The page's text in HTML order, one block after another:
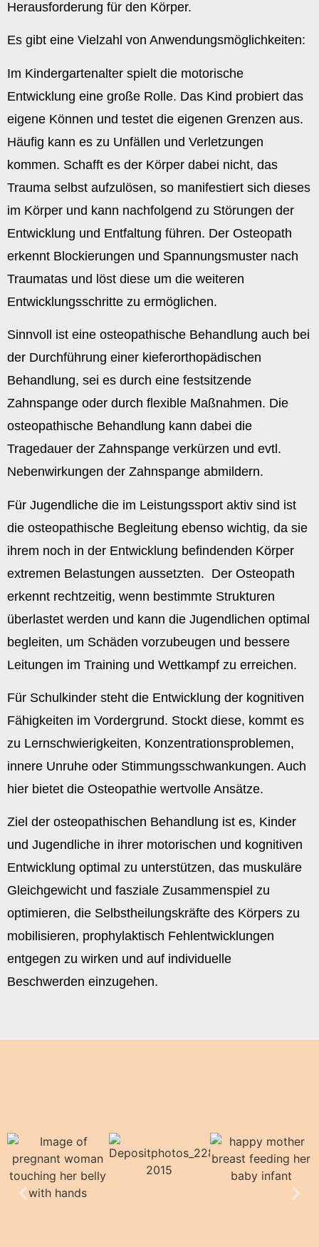
Herausforderung für den Körper.
Es gibt eine Vielzahl von Anwendungsmöglichkeiten:
Im Kindergartenalter spielt die motorische
Entwicklung eine große Rolle. Das Kind probiert das
eigene Können und testet die eigenen Grenzen aus.
Häufig kann es zu Unfällen und Verletzungen
kommen. Schafft es der Körper dabei nicht, das
Trauma selbst aufzulösen, so manifestiert sich dieses
im Körper und kann nachfolgend zu Störungen der
Entwicklung und Entfaltung führen. Der Osteopath
erkennt Blockierungen und Spannungsmuster nach
Traumatas und löst diese um die weiteren
Entwicklungsschritte zu ermöglichen.
Sinnvoll ist eine osteopathische Behandlung auch bei
der Durchführung einer kieferorthopädischen
Behandlung, sei es durch eine festsitzende
Zahnspange oder durch flexible Maßnahmen. Die
osteopathische Behandlung kann dabei die
Tragedauer der Zahnspange verkürzen und evtl.
Nebenwirkungen der Zahnspange abmildern.
Für Jugendliche die im Leistungssport aktiv sind ist
die osteopathische Begleitung ebenso wichtig, da sie
ihrem noch in der Entwicklung befindenden Körper
extremen Belastungen aussetzten. Der Osteopath
erkennt rechtzeitig, wenn bestimmte Strukturen
überlastet werden und kann die Jugendlichen optimal
begleiten, um Schäden vorzubeugen und bessere
Leitungen im Training und Wettkampf zu erreichen.
Für Schulkinder steht die Entwicklung der kognitiven
Fähigkeiten im Vordergrund. Stockt diese, kommt es
zu Lernschwierigkeiten, Konzentrationsproblemen,
innere Unruhe oder Stimmungsschwankungen. Auch
hier bietet die Osteopathie wertvolle Ansätze.
Ziel der osteopathischen Behandlung ist es, Kinder
und Jugendliche in ihrer motorischen und kognitiven
Entwicklung optimal zu unterstützen, das muskuläre
Gleichgewicht und fasziale Zusammenspiel zu
optimieren, die Selbstheilungskräfte des Körpers zu
mobilisieren, prophylaktisch Fehlentwicklungen
entgegen zu wirken und auf individuelle
Beschwerden einzugehen.